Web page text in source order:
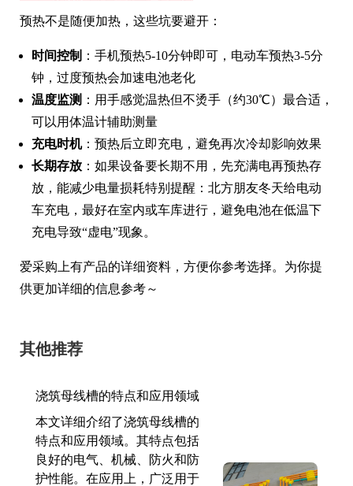
预热不是随便加热，这些坑要避开：
时间控制 ：手机预热5-10分钟即可，电动车预热3-5分
钟，过度预热会加速电池老化
温度监测 ：用手感觉温热但不烫手（约30℃）最合适，
可以用体温计辅助测量
充电时机：预热后立即充电，避免再次冷却影响效果
长期存放 ：如果设备要长期不用，先充满电再预热存
放，能减少电量损耗特别提醒：北方朋友冬天给电动
车充电，最好在室内或车库进行，避免电池在低温下
充电导致“虚电”现象。
爱采购上有产品的详细资料，方便你参考选择。为你提
供更加详细的信息参考～
其他推荐
浇筑母线槽的特点和应用领域
本文详细介绍了浇筑母线槽的
特点和应用领域。其特点包括
良好的电气、机械、防火和防
护性能。在应用上，广泛用于